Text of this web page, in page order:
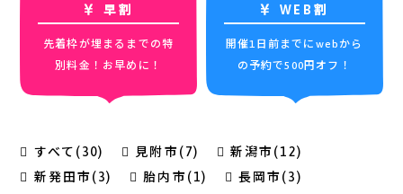
早割
先着枠が埋まるまでの特
別料金！お早めに！
WEB割
開催1日前までにwebから
の予約で500円オフ！
すべて(30) 見附市(7)
新潟市(12)
新発田市(3)
胎内市(1)
長岡市(3)